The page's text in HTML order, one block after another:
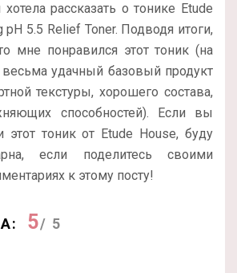
рассказать о тонике Etude
pH 5.5 Relief Toner. Подводя итоги,
мне понравился этот тоник (на
весьма удачный базовый продукт
текстуры, хорошего состава,
способностей). Если вы
этот тоник от Etude House, буду
если поделитесь своими
к этому посту!
5/ 5